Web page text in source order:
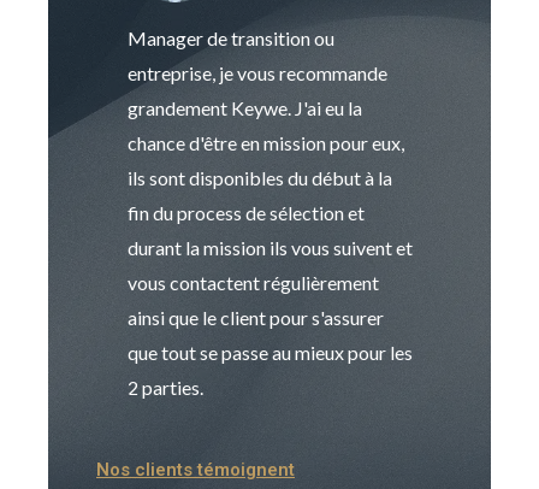
Manager de transition ou
entreprise, je vous recommande
grandement Keywe. J'ai eu la
chance d'être en mission pour eux,
ils sont disponibles du début à la
fin du process de sélection et
durant la mission ils vous suivent et
vous contactent régulièrement
ainsi que le client pour s'assurer
que tout se passe au mieux pour les
2 parties.
Nos clients témoignent